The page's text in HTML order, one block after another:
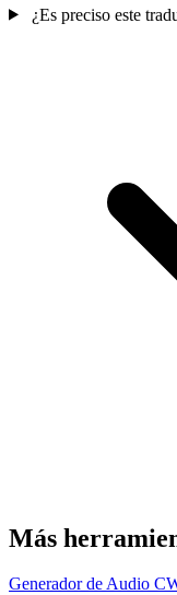
¿Es preciso este
Más
Generador de Audio